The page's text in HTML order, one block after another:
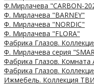
Ф.Мирлачева "CARBON-
Ф. Мирлачева "BARNEY"
Ф. Мирлачева "NORDIC"
Ф. Мирлачева "FLORA"
Фабрика Глазов.
Ф. Мирлачева серия
Фабрика Глазов. Комната
Фабрика Глазов.
Ижмебель. Коллекция